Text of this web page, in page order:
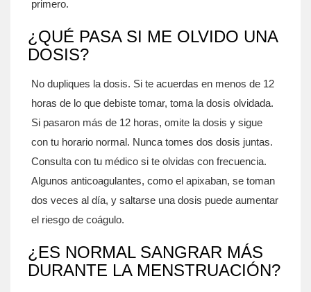
primero.
¿QUÉ PASA SI ME OLVIDO UNA
DOSIS?
No dupliques la dosis. Si te acuerdas en menos de 12
horas de lo que debiste tomar, toma la dosis olvidada.
Si pasaron más de 12 horas, omite la dosis y sigue
con tu horario normal. Nunca tomes dos dosis juntas.
Consulta con tu médico si te olvidas con frecuencia.
Algunos anticoagulantes, como el apixaban, se toman
dos veces al día, y saltarse una dosis puede aumentar
el riesgo de coágulo.
¿ES NORMAL SANGRAR MÁS
DURANTE LA MENSTRUACIÓN?